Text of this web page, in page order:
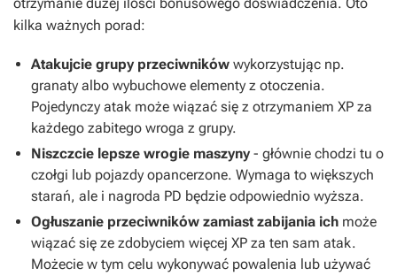
kilka ważnych porad:
Atakujcie grupy przeciwników wykorzystując np.
granaty albo wybuchowe elementy z otoczenia.
Pojedynczy atak może wiązać się z otrzymaniem XP za
każdego zabitego wroga z grupy.
Niszczcie lepsze wrogie maszyny - głównie chodzi tu o
czołgi lub pojazdy opancerzone. Wymaga to większych
starań, ale i nagroda PD będzie odpowiednio wyższa.
Ogłuszanie przeciwników zamiast zabijania ich może
wiązać się ze zdobyciem więcej XP za ten sam atak.
Możecie w tym celu wykonywać powalenia lub używać